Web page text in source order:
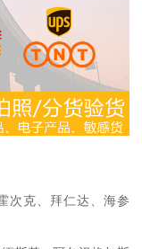
次克、拜仁达、海参